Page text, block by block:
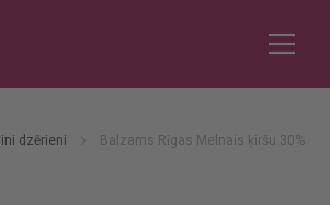
dzērieni Balzams Rīgas Melnais ķiršu 30%